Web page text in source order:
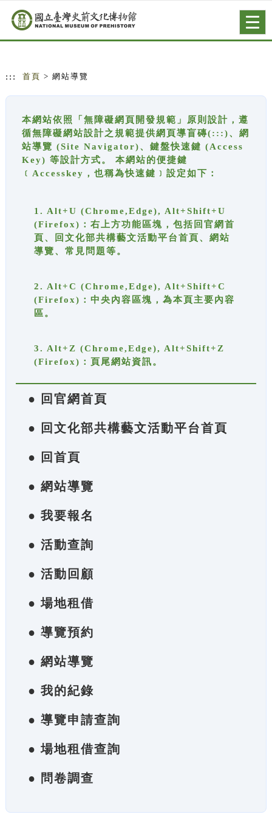
跳到主要內容
網站導覽
::: 首頁 > 網站導覽
本網站依照「無障礙網頁開發規範」原則設計，遵
循無障礙網站設計之規範提供網頁導盲磚(:::)、網
站導覽 (Site Navigator)、鍵盤快速鍵 (Access
Key) 等設計方式。 本網站的便捷鍵
﹝Accesskey，也稱為快速鍵﹞設定如下：
1. Alt+U (Chrome,Edge), Alt+Shift+U
(Firefox)：右上方功能區塊，包括回官網首
頁、回文化部共構藝文活動平台首頁、網站
導覽、常見問題等。
2. Alt+C (Chrome,Edge), Alt+Shift+C
(Firefox)：中央內容區塊，為本頁主要內容
區。
3. Alt+Z (Chrome,Edge), Alt+Shift+Z
(Firefox)：頁尾網站資訊。
● 回官網首頁
● 回文化部共構藝文活動平台首頁
● 回首頁
● 網站導覽
● 我要報名
● 活動查詢
● 活動回顧
● 場地租借
● 導覽預約
● 網站導覽
● 我的紀錄
● 導覽申請查詢
● 場地租借查詢
● 問卷調查